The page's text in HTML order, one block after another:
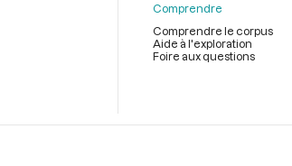
page
Comprendre
Comprendre le corpus
Aide à l'exploration
Foire aux questions